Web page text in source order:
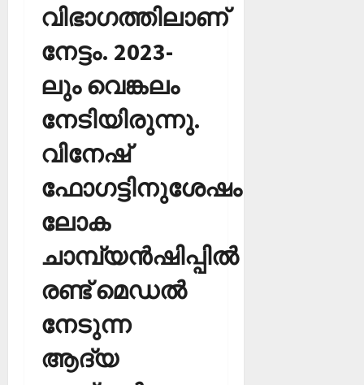
വിഭാഗത്തിലാണ്
നേട്ടം. 2023-
ലും വെങ്കലം
നേടിയിരുന്നു.
വിനേഷ്
ഫോഗട്ടിനുശേഷം
ലോക
ചാമ്പ്യന്‍ഷിപ്പില്‍
രണ്ട് മെഡല്‍
നേടുന്ന
ആദ്യ